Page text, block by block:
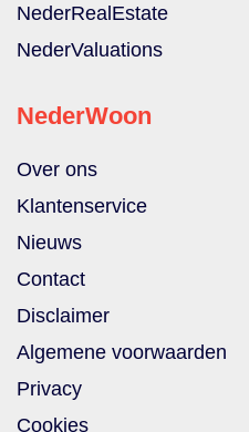
NederRealEstate
NederValuations
NederWoon
Over ons
Klantenservice
Nieuws
Contact
Disclaimer
Algemene voorwaarden
Privacy
Cookies